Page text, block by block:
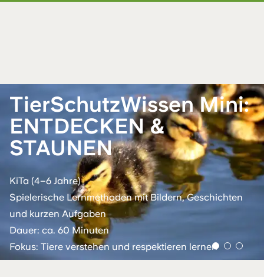
TierSchutzWissen Mini:
ENTDECKEN &
STAUNEN
KiTa (4–6 Jahre)
Spielerische Lernmethoden mit Bildern, Geschichten
und kurzen Aufgaben
Dauer: ca. 60 Minuten
Fokus: Tiere verstehen und respektieren lernen